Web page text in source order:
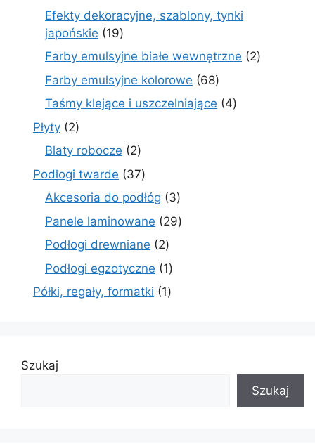
produkty
Efekty dekoracyjne, szablony, tynki
japońskie
1919
produktów
Farby emulsyjne białe wewnętrzne 22
Farby emulsyjne kolorowe 6868
produktów
Taśmy klejące i uszczelniające 44
Płyty 22
produkty
Blaty robocze 22
produkty
Podłogi twarde 3737
produktów
Akcesoria do podłóg 33
produkty
Panele laminowane 2929
Podłogi drewniane 22
produkty
Podłogi egzotyczne 11
produkt
Półki, regały, formatki 11
Szukaj
Szukaj